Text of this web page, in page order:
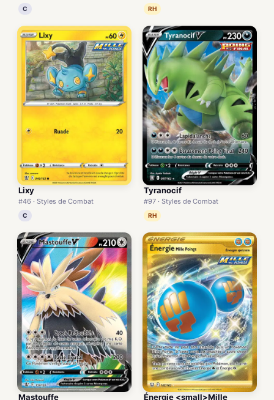
C RH
Lixy
#46 · Styles de Combat
C
Tyranocif
#97 · Styles de Combat
RH
Mastouffe
Énergie <small>Mille